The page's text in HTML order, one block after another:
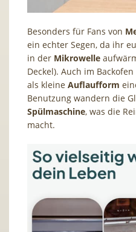
Besonders für Fans von
ein echter Segen, da ihr
in der Mikrowelle
Deckel). Auch im
als kleine Auflaufform
Benutzung wandern die
Spülmaschine, was die
macht.